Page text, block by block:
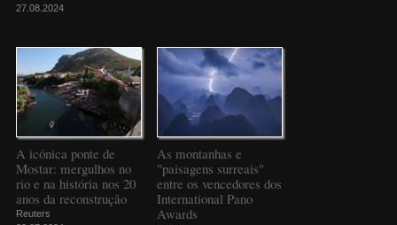
27.08.2024
A icónica ponte de
Mostar: mergulhos no
rio e na história nos 20
anos da reconstrução
Reuters
As montanhas e
"paisagens surreais"
entre os vencedores dos
International Pano
Awards